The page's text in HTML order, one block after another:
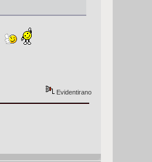
Evidentirano